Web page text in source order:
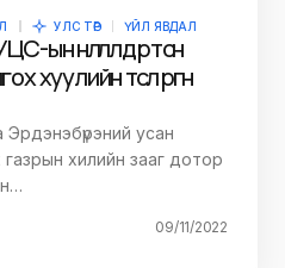
УЛС ТӨР ҮЙЛ ЯВДАЛ
нөлөөлөлд өртсөн
хуулийн төсөл өргөн
усан
хилийн зааг дотор
09/11/2022